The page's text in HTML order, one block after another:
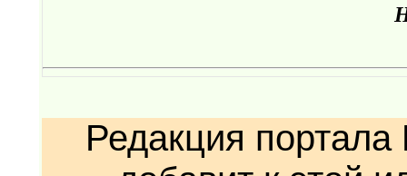
Редакция